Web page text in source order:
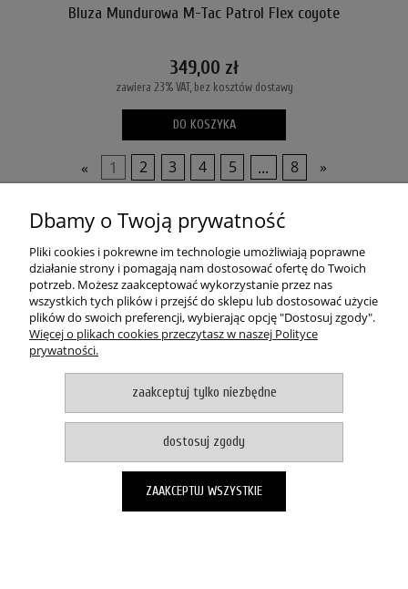
Bluza Mundurowa M-Tac Patrol Flex coyote
349,00 zł
zawiera 23% VAT, bez kosztów dostawy
DO KOSZYKA
« 1 2 3 4 5 ... 8 »
POMOC
MOJE KONTO
PŁATNOŚCI I DOSTAWA
pokaż pełną wersję strony
Witaj, nasz sklep internetowy wykorzystuje pliki cookies.
akceptuje i zamykam okno
Zapisanych za pomocą cookies informacji używamy w celach reklamowych i
statystycznych. W programie służącym do obsługi internetu można zmienić
ustawienia dotyczące cookies. Korzystanie z naszych serwisów
Dbamy o Twoją prywatność
Pliki cookies i pokrewne im technologie umożliwiają poprawne
działanie strony i pomagają nam dostosować ofertę do Twoich
potrzeb. Możesz zaakceptować wykorzystanie przez nas
wszystkich tych plików i przejść do sklepu lub dostosować użycie
plików do swoich preferencji, wybierając opcję "Dostosuj zgody".
Więcej o plikach cookies przeczytasz w naszej Polityce
prywatności.
zaakceptuj tylko niezbędne
dostosuj zgody
ZAAKCEPTUJ WSZYSTKIE